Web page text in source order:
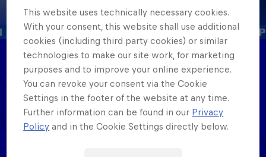
Date of birth
January 29, 1999
Birthplace
Venezuela
This website uses technically necessary cookies.
With your consent, this website shall use additional
cookies (including third party cookies) or similar
technologies to make our site work, for marketing
purposes and to improve your online experience.
You can revoke your consent via the Cookie
Settings in the footer of the website at any time.
Further information can be found in our Privacy
Policy and in the Cookie Settings directly below.